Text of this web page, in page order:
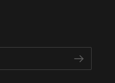
ติดตาม